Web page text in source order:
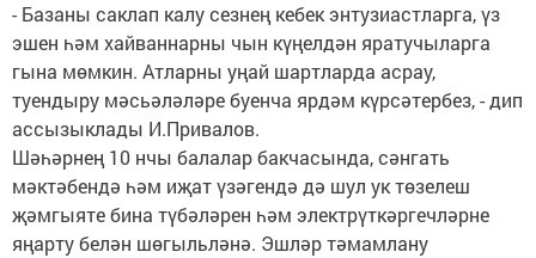
- Базаны саклап калу сезнең кебек энтузиастларга, үз
эшен һәм хайваннарны чын күңелдән яратучыларга
гына мөмкин. Атларны уңай шартларда асрау,
туендыру мәсьәләләре буенча ярдәм күрсәтербез, - дип
ассызыклады И.Привалов.
Шәһәрнең 10 нчы балалар бакчасында, сәнгать
мәктәбендә һәм иҗат үзәгендә дә шул ук төзелеш
җәмгыяте бина түбәләрен һәм электрүткәргечләрне
яңарту белән шөгыльләнә. Эшләр тәмамлану